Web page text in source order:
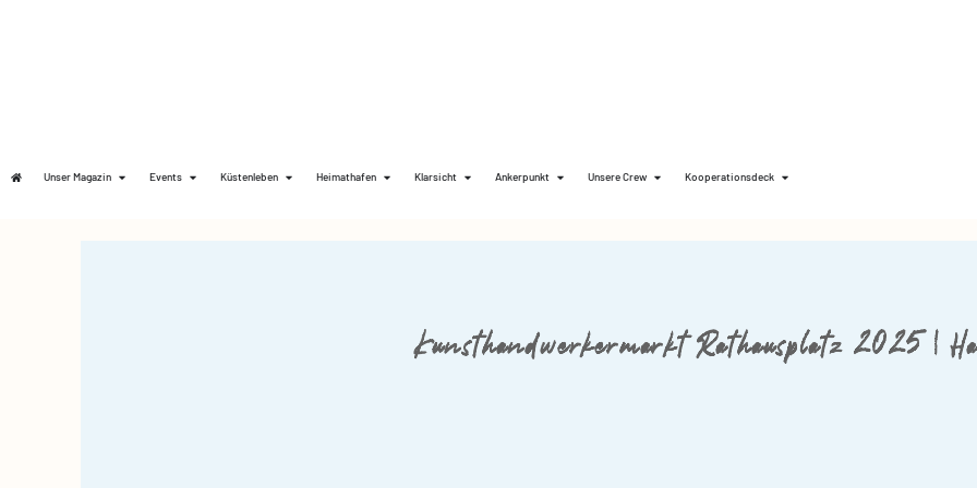
Unser Magazin Events Küstenleben Heimathafen Klarsicht Ankerpunkt Unsere Crew Kooperationsdeck
Kunsthandwerkermarkt Rathausplatz 2025 |